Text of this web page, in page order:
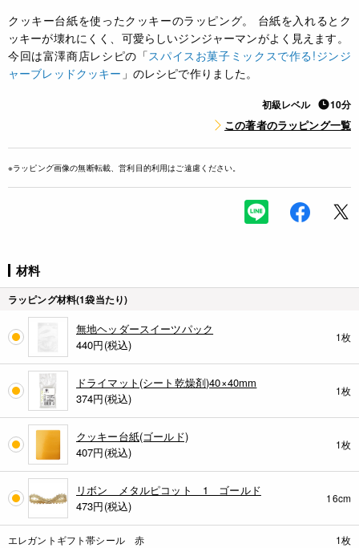
クッキー台紙を使ったクッキーのラッピング。 台紙を入れるとク
ッキーが壊れにくく、可愛らしいジンジャーマンがよく見えます。
今回は富澤商店レシピの「スパイスお菓子ミックスで作る!ジンジ
ャーブレッドクッキー 」のレシピで作りました。
初級レベル 10分
この著者のラッピング一覧
※ラッピング画像の無断転載、営利目的利用はご遠慮ください。
材料
ラッピング材料(1袋当たり)
無地ヘッダースイーツパック
440円(税込)
1枚
ドライマット(シート乾燥剤)40×40mm
374円(税込)
1枚
クッキー台紙(ゴールド)
407円(税込)
1枚
リボン メタルピコット 1 ゴールド
473円(税込)
16cm
エレガントギフト帯シール 赤 1枚